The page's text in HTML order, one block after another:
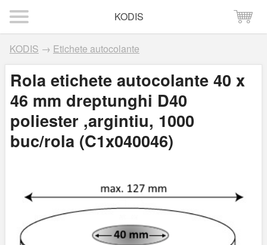
KODIS
KODIS → Etichete autocolante
Rola etichete autocolante 40 x
46 mm dreptunghi D40
poliester ,argintiu, 1000
buc/rola (C1x040046)